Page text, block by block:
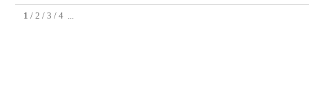
1 / 2 / 3 / 4 ...